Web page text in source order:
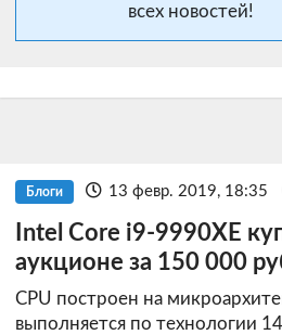
всех новостей!
Блоги 13 февр. 2019, 18:35
Intel Core i9-9990XE
аукционе за 150 000
CPU построен на
выполняется по технологии